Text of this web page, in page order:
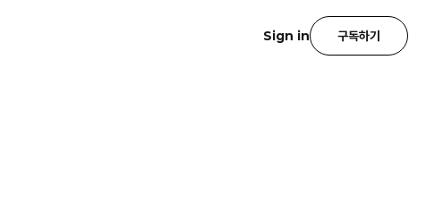
Sign in 구독하기